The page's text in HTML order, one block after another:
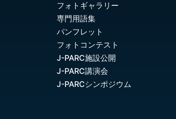
フォトギャラリー
専門用語集
パンフレット
フォトコンテスト
J-PARC施設公開
J-PARC講演会
J-PARCシンポジウム